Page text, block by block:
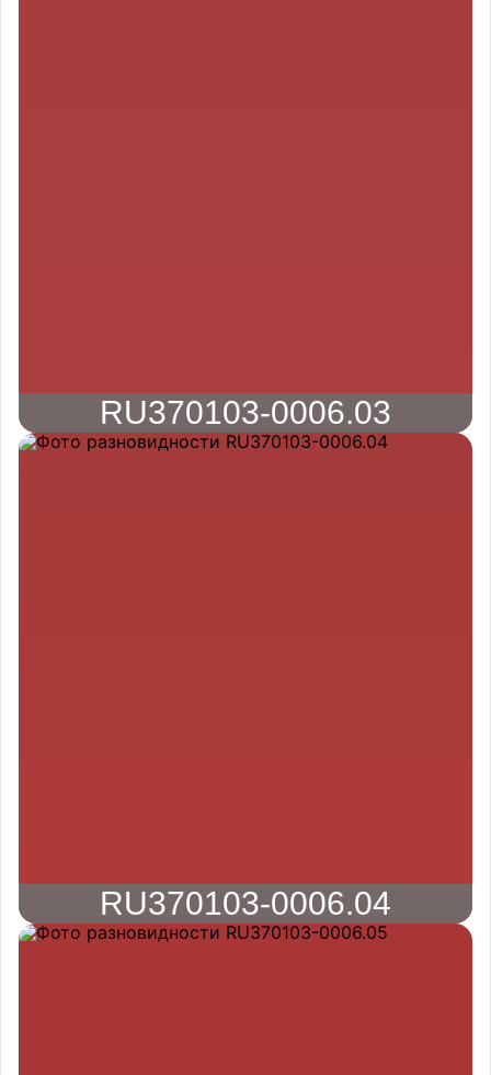
RU370103-0006.03
RU370103-0006.04